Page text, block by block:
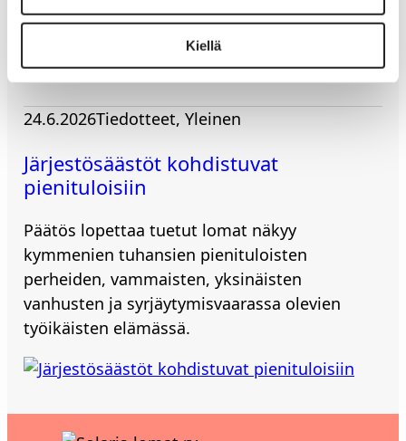
Kiellä
toimintakykyä.
24.6.2026Tiedotteet, Yleinen
Järjestösäästöt kohdistuvat
pienituloisiin
Päätös lopettaa tuetut lomat näkyy
kymmenien tuhansien pienituloisten
perheiden, vammaisten, yksinäisten
vanhusten ja syrjäytymisvaarassa olevien
työikäisten elämässä.